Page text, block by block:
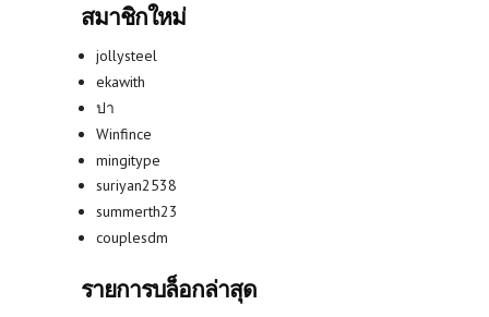
สมาชิกใหม่
jollysteel
ekawith
ปา
Winfince
mingitype
suriyan2538
summerth23
couplesdm
รายการบล็อกล่าสุด